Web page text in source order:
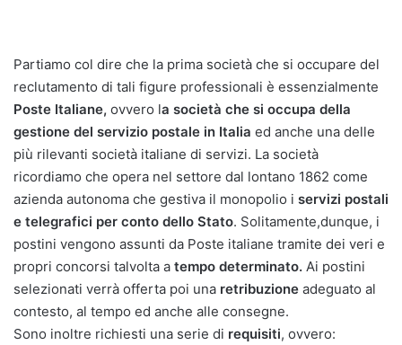
Partiamo col dire che la prima società che si occupare del
reclutamento di tali figure professionali è essenzialmente
Poste Italiane, ovvero la società che si occupa della
gestione del servizio postale in Italia ed anche una delle
più rilevanti società italiane di servizi. La società
ricordiamo che opera nel settore dal lontano 1862 come
azienda autonoma che gestiva il monopolio i servizi postali
e telegrafici per conto dello Stato. Solitamente,dunque, i
postini vengono assunti da Poste italiane tramite dei veri e
propri concorsi talvolta a tempo determinato. Ai postini
selezionati verrà offerta poi una retribuzione adeguato al
contesto, al tempo ed anche alle consegne.
Sono inoltre richiesti una serie di requisiti, ovvero: